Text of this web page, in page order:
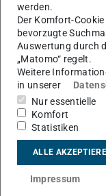
werden.
Der Komfort-
bevorzugte
Auswertung durch
„Matomo“ regelt.
Weitere
in unserer
Nur essentielle
Komfort
Statistiken
ALLE
Impressum